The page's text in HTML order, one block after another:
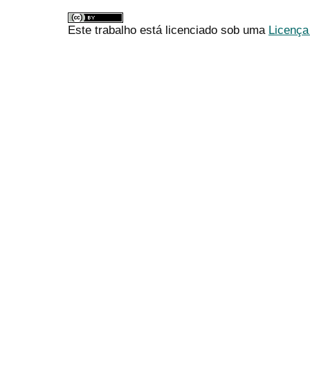
Este trabalho está licenciado sob uma